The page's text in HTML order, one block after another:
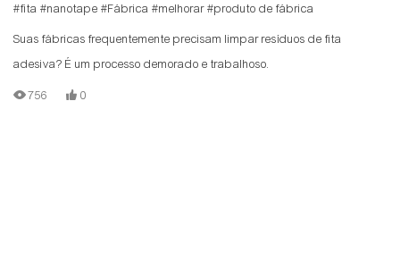
#fita #nanotape #Fábrica #melhorar#produto de fábrica
Suas fábricas frequentemente precisam limpar resíduos de fita
adesiva? É um processo demorado e trabalhoso.
756 0